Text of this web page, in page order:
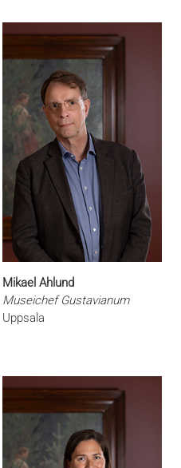
Mikael Ahlund
Museichef Gustavianum
Uppsala